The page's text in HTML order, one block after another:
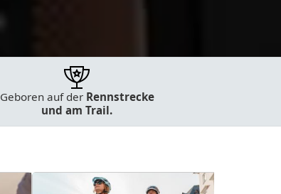
Geboren auf der Rennstrecke
und am Trail.